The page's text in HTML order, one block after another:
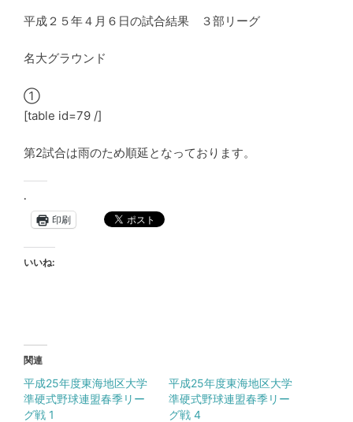
平成２５年４月６日の試合結果 ３部リーグ
名大グラウンド
①
[table id=79 /]
第2試合は雨のため順延となっております。
.
印刷
いいね:
関連
平成25年度東海地区大学
準硬式野球連盟春季リー
グ戦 1
平成25年度東海地区大学
準硬式野球連盟春季リー
グ戦 4